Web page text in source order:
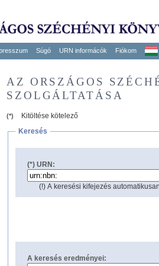
Súgó URN informácók Fiókom
AZ ORSZÁGOS
SZOLGÁLTATÁSA
(*)
Kitöltése kötelező
Keresés
(*) URN:
(!) A keresési kifejezés
A keresés eredményei: